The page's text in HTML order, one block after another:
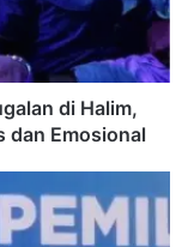
di Halim,
dan Emosional